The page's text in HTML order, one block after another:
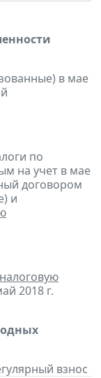
в мае
по
на учет в мае
договором
и
налоговую
2018 г.
взнос